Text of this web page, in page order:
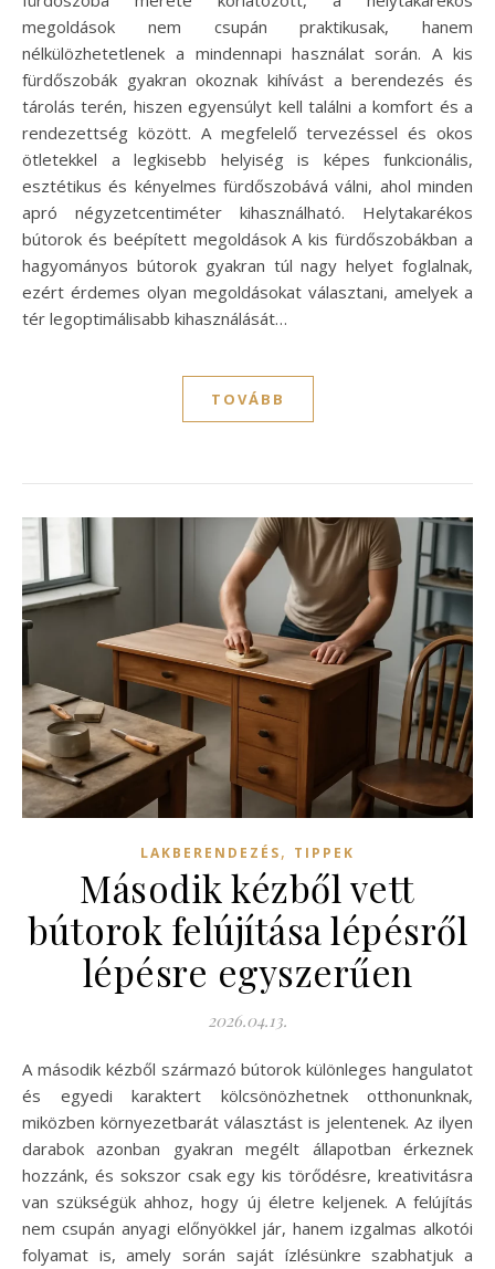
megoldások nem csupán praktikusak, hanem
nélkülözhetetlenek a mindennapi használat során. A kis
fürdőszobák gyakran okoznak kihívást a berendezés és
tárolás terén, hiszen egyensúlyt kell találni a komfort és a
rendezettség között. A megfelelő tervezéssel és okos
ötletekkel a legkisebb helyiség is képes funkcionális,
esztétikus és kényelmes fürdőszobává válni, ahol minden
apró négyzetcentiméter kihasználható. Helytakarékos
bútorok és beépített megoldások A kis fürdőszobákban a
hagyományos bútorok gyakran túl nagy helyet foglalnak,
ezért érdemes olyan megoldásokat választani, amelyek a
tér legoptimálisabb kihasználását…
TOVÁBB
LAKBERENDEZÉS, TIPPEK
Második kézből vett
bútorok felújítása lépésről
lépésre egyszerűen
2026.04.13.
A második kézből származó bútorok különleges hangulatot
és egyedi karaktert kölcsönözhetnek otthonunknak,
miközben környezetbarát választást is jelentenek. Az ilyen
darabok azonban gyakran megélt állapotban érkeznek
hozzánk, és sokszor csak egy kis törődésre, kreativitásra
van szükségük ahhoz, hogy új életre keljenek. A felújítás
nem csupán anyagi előnyökkel jár, hanem izgalmas alkotói
folyamat is, amely során saját ízlésünkre szabhatjuk a